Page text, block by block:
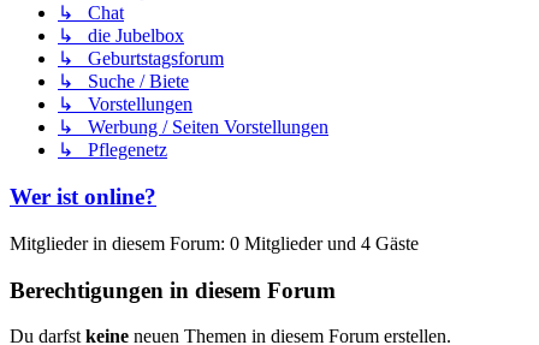
↳ Chat
↳ die Jubelbox
↳ Geburtstagsforum
↳ Suche / Biete
↳ Vorstellungen
↳ Werbung / Seiten Vorstellungen
↳ Pflegenetz
Wer ist online?
Mitglieder in diesem Forum: 0 Mitglieder und 4 Gäste
Berechtigungen in diesem Forum
Du darfst keine neuen Themen in diesem Forum erstellen.